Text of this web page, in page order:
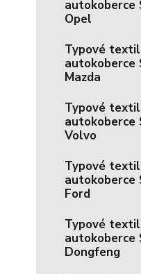
autokoberce
Opel
Typové
autokoberce
Mazda
Typové
autokoberce
Volvo
Typové
autokoberce
Ford
Typové
autokoberce
Dongfeng